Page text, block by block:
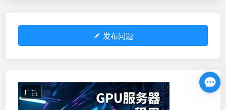
发布问题
广告